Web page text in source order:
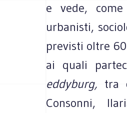
e vede,
urbanisti,
previsti oltre
ai quali
eddyburg, tra
Consonni,